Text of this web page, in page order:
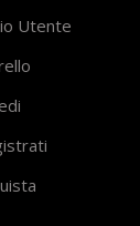
Utente